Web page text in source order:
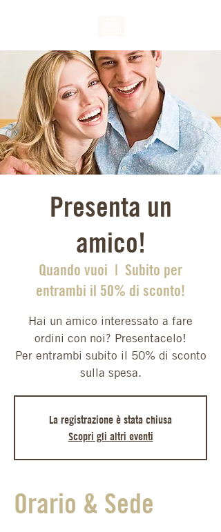
Presenta un
amico!
Quando vuoi
  |
Subito per
entrambi il 50% di sconto!
Hai un amico interessato a fare
ordini con noi? Presentacelo!
Per entrambi subito il 50% di sconto
sulla spesa.
La registrazione è stata chiusa
Scopri gli altri eventi
Orario & Sede